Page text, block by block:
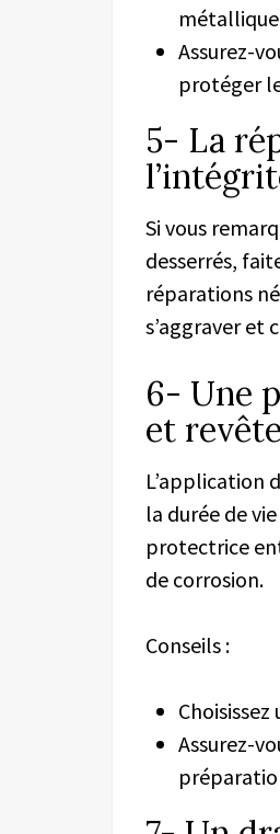
Assurez-
protéger
5- La
Si vous
desserrés,
réparations
s’aggraver
6- Une
et
L’application
la durée de
protectrice
de corrosion.
Conseils :
Assurez-